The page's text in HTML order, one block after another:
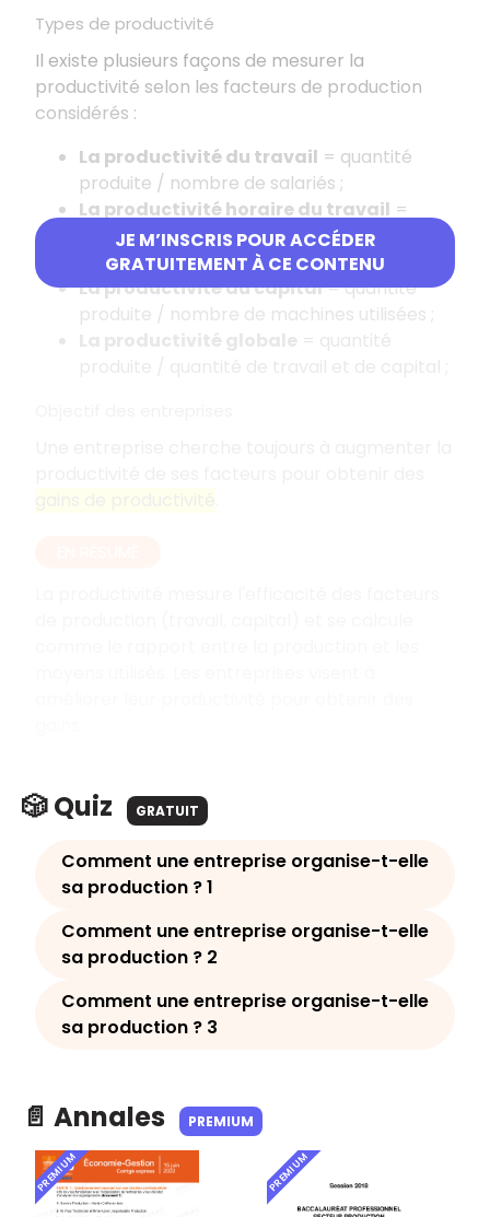
JE M’INSCRIS POUR ACCÉDER
GRATUITEMENT À CE CONTENU
Types de productivité
Il existe plusieurs façons de mesurer la
productivité selon les facteurs de production
considérés :
La productivité du travail = quantité
produite / nombre de salariés ;
La productivité horaire du travail =
quantité produite / nombre d'heures
travaillées ;
La productivité du capital= quantité
produite / nombre de machines utilisées ;
La productivité globale
🎲 Quiz GRATUIT
Comment une entreprise organise-t-elle
sa production ? 1
Comment une entreprise organise-t-elle
sa production ? 2
Comment une entreprise organise-t-elle
sa production ? 3
📄 Annales PREMIUM
PREMIUM PREMIUM